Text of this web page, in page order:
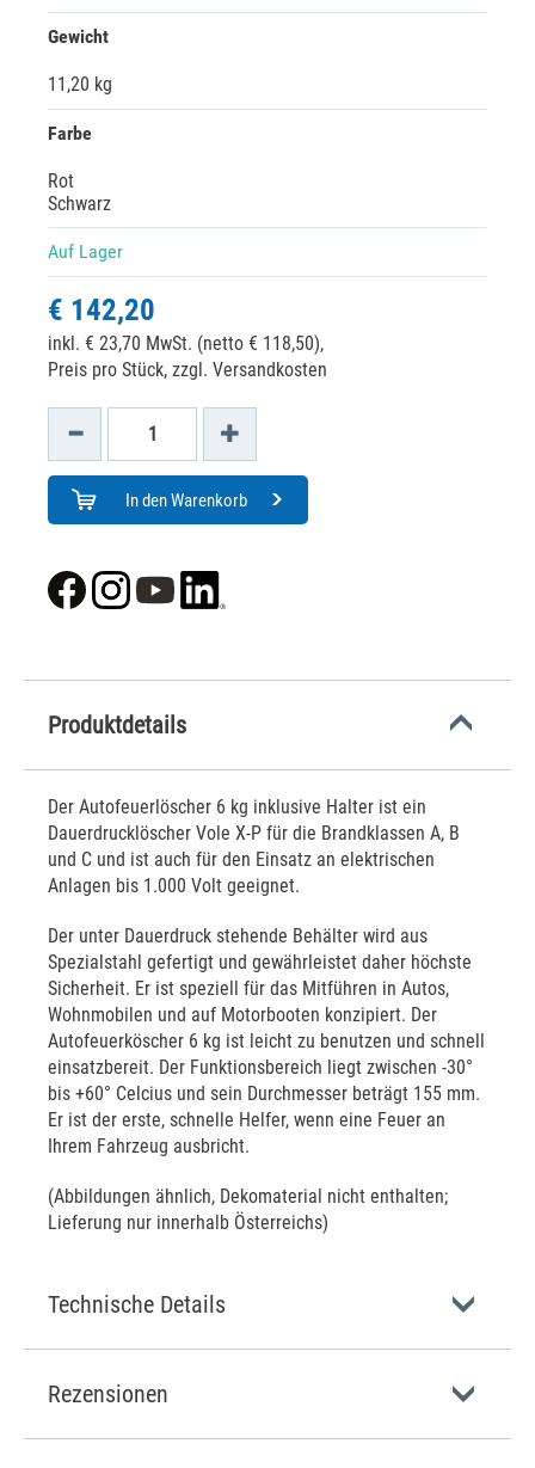
Gewicht
11,20 kg
Farbe
Rot
Schwarz
Auf Lager
€ 142,20
inkl. € 23,70 MwSt. (netto € 118,50),
Preis pro Stück, zzgl. Versandkosten
In den Warenkorb
Produktdetails
Der Autofeuerlöscher 6 kg inklusive Halter ist ein
Dauerdrucklöscher Vole X-P für die Brandklassen A, B
und C und ist auch für den Einsatz an elektrischen
Anlagen bis 1.000 Volt geeignet.
Der unter Dauerdruck stehende Behälter wird aus
Spezialstahl gefertigt und gewährleistet daher höchste
Sicherheit. Er ist speziell für das Mitführen in Autos,
Wohnmobilen und auf Motorbooten konzipiert. Der
Autofeuerköscher 6 kg ist leicht zu benutzen und schnell
einsatzbereit. Der Funktionsbereich liegt zwischen -30°
bis +60° Celcius und sein Durchmesser beträgt 155 mm.
Er ist der erste, schnelle Helfer, wenn eine Feuer an
Ihrem Fahrzeug ausbricht.
(Abbildungen ähnlich, Dekomaterial nicht enthalten;
Lieferung nur innerhalb Österreichs)
Technische Details
Rezensionen